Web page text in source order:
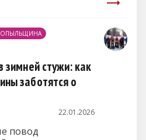
зимней стужи: как
заботятся о
22.01.2026
повод